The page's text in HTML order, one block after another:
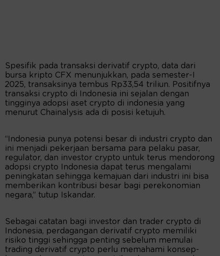
Spesifik pada transaksi derivatif crypto, data dari
bursa kripto CFX menunjukkan, pada semester-I
2025, transaksinya tembus Rp33,54 triliun. Positifnya
transaksi crypto di Indonesia ini sejalan dengan
tingginya adopsi aset crypto di indonesia yang
menurut Chainalysis ada di posisi ketujuh.
“Indonesia punya potensi besar di industri crypto dan
ini menjadi pekerjaan bersama para pelaku pasar,
regulator, dan investor crypto untuk terus mendorong
adopsi crypto Indonesia dapat terus mengalami
peningkatan sehingga kemajuan dari industri ini bisa
memberikan kontribusi besar bagi perekonomian
negara,” tutup Iskandar.
Sebagai catatan bagi investor dan trader crypto di
Indonesia, perdagangan derivatif crypto memiliki
risiko tinggi sehingga penting sebelum memulai
trading derivatif crypto perlu memahami konsep-